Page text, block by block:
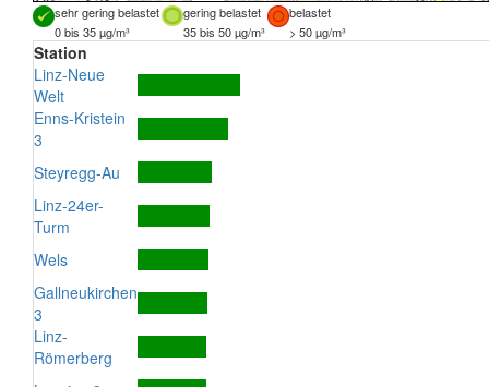
sehr gering belastet gering belastet
belastet
0 bis 35 µg/m³
35 bis 50 µg/m³ > 50 µg/m³
Station
Linz-Neue
Welt
Enns-Kristein
3
Steyregg-Au
Linz-24er-
Turm
Wels
Gallneukirchen
3
Linz-
Römerberg